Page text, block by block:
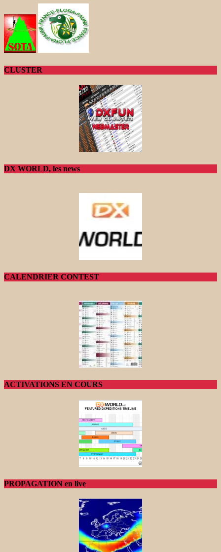
CLUSTER
DX WORLD, les news
CALENDRIER CONTEST
ACTIVATIONS EN COURS
PROPAGATION en live